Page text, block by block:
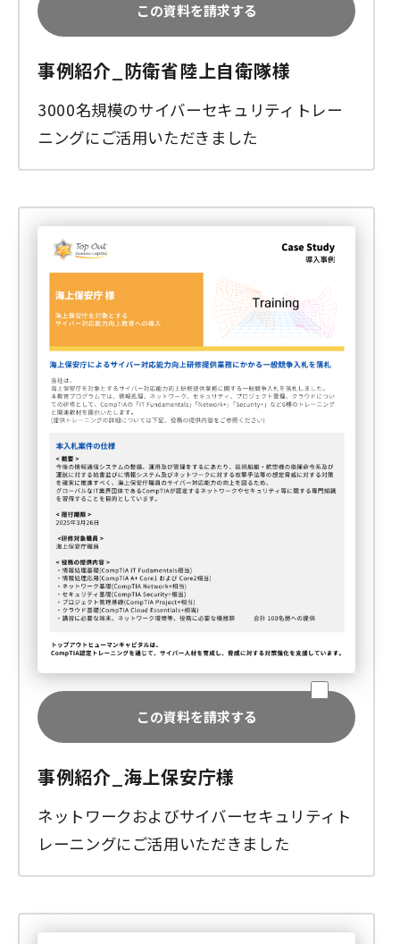
この資料を請求する
事例紹介_防衛省陸上自衛隊様
3000名規模のサイバーセキュリティトレー
ニングにご活用いただきました
この資料を請求する
事例紹介_海上保安庁様
ネットワークおよびサイバーセキュリティト
レーニングにご活用いただきました